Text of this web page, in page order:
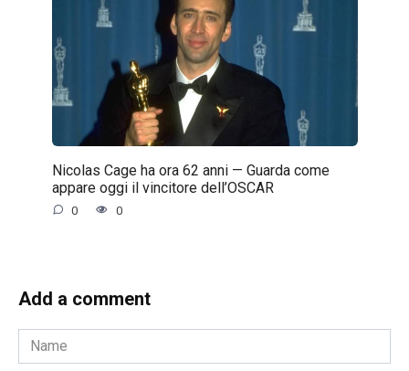
Nicolas Cage ha ora 62 anni — Guarda come
appare oggi il vincitore dell’OSCAR
0 0
Add a comment
Name
*